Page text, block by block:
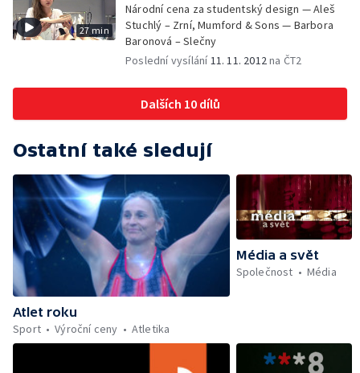
27 min
Národní cena za studentský design — Aleš
Stuchlý – Zrní, Mumford & Sons — Barbora
Baronová – Slečny
Poslední vysílání11. 11. 2012na ČT2
Dalších 10 dílů
Ostatní také sledují
Atlet roku
Sport
Výroční ceny Atletika
Média a svět
Společnost
Média